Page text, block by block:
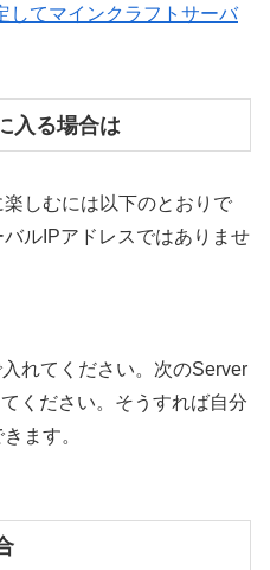
入る場合は
しむには以下のとおりで
ルIPアドレスではありませ
れてください。次のServer
ください。そうすれば自分
ます。